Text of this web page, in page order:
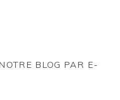
BLOG PAR E-